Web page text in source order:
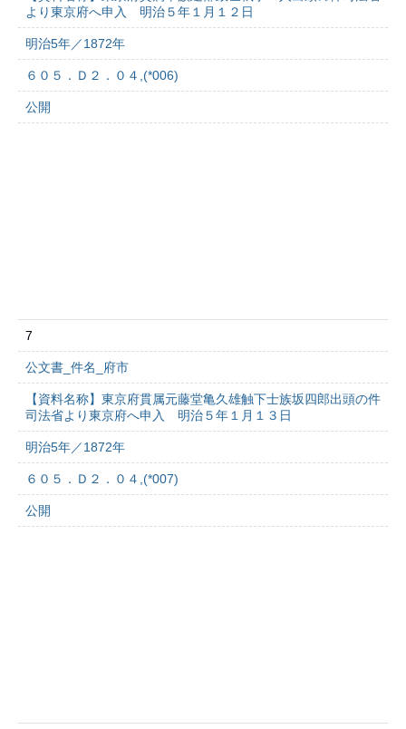
より東京府へ申入 明治５年１月１２日
明治5年／1872年
６０５．Ｄ２．０４,(*006)
公開
7
公文書_件名_府市
【資料名称】東京府貫属元藤堂亀久雄触下士族坂四郎出頭の件
司法省より東京府へ申入 明治５年１月１３日
明治5年／1872年
６０５．Ｄ２．０４,(*007)
公開